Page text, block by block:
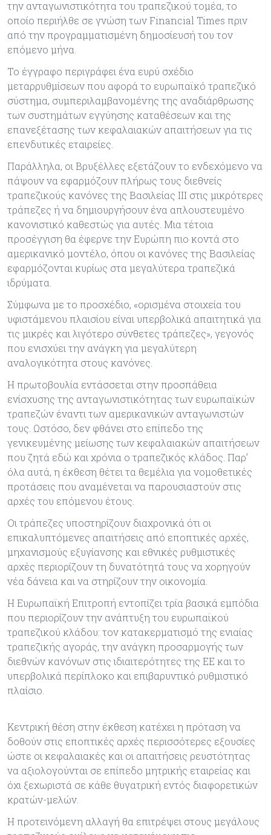
την ανταγωνιστικότητα του τραπεζικού τομέα, το
οποίο περιήλθε σε γνώση των Financial Times πριν
από την προγραμματισμένη δημοσίευσή του τον
επόμενο μήνα.
Το έγγραφο περιγράφει ένα ευρύ σχέδιο
μεταρρυθμίσεων που αφορά το ευρωπαϊκό τραπεζικό
σύστημα, συμπεριλαμβανομένης της αναδιάρθρωσης
των συστημάτων εγγύησης καταθέσεων και της
επανεξέτασης των κεφαλαιακών απαιτήσεων για τις
επενδυτικές εταιρείες.
Παράλληλα, οι Βρυξέλλες εξετάζουν το ενδεχόμενο να
πάψουν να εφαρμόζουν πλήρως τους διεθνείς
τραπεζικούς κανόνες της Βασιλείας ΙΙΙ στις μικρότερες
τράπεζες ή να δημιουργήσουν ένα απλουστευμένο
κανονιστικό καθεστώς για αυτές. Μια τέτοια
προσέγγιση θα έφερνε την Ευρώπη πιο κοντά στο
αμερικανικό μοντέλο, όπου οι κανόνες της Βασιλείας
εφαρμόζονται κυρίως στα μεγαλύτερα τραπεζικά
ιδρύματα.
Σύμφωνα με το προσχέδιο, «ορισμένα στοιχεία του
υφιστάμενου πλαισίου είναι υπερβολικά απαιτητικά για
τις μικρές και λιγότερο σύνθετες τράπεζες», γεγονός
που ενισχύει την ανάγκη για μεγαλύτερη
αναλογικότητα στους κανόνες.
Η πρωτοβουλία εντάσσεται στην προσπάθεια
ενίσχυσης της ανταγωνιστικότητας των ευρωπαϊκών
τραπεζών έναντι των αμερικανικών ανταγωνιστών
τους. Ωστόσο, δεν φθάνει στο επίπεδο της
γενικευμένης μείωσης των κεφαλαιακών απαιτήσεων
που ζητά εδώ και χρόνια ο τραπεζικός κλάδος. Παρ’
όλα αυτά, η έκθεση θέτει τα θεμέλια για νομοθετικές
προτάσεις που αναμένεται να παρουσιαστούν στις
αρχές του επόμενου έτους.
Οι τράπεζες υποστηρίζουν διαχρονικά ότι οι
επικαλυπτόμενες απαιτήσεις από εποπτικές αρχές,
μηχανισμούς εξυγίανσης και εθνικές ρυθμιστικές
αρχές περιορίζουν τη δυνατότητά τους να χορηγούν
νέα δάνεια και να στηρίζουν την οικονομία.
Η Ευρωπαϊκή Επιτροπή εντοπίζει τρία βασικά εμπόδια
που περιορίζουν την ανάπτυξη του ευρωπαϊκού
τραπεζικού κλάδου: τον κατακερματισμό της ενιαίας
τραπεζικής αγοράς, την ανάγκη προσαρμογής των
διεθνών κανόνων στις ιδιαιτερότητες της ΕΕ και το
υπερβολικά περίπλοκο και επιβαρυντικό ρυθμιστικό
πλαίσιο.
Κεντρική θέση στην έκθεση κατέχει η πρόταση να
δοθούν στις εποπτικές αρχές περισσότερες εξουσίες
ώστε οι κεφαλαιακές και οι απαιτήσεις ρευστότητας
να αξιολογούνται σε επίπεδο μητρικής εταιρείας και
όχι ξεχωριστά σε κάθε θυγατρική εντός διαφορετικών
κρατών-μελών.
Η προτεινόμενη αλλαγή θα επιτρέψει στους μεγάλους